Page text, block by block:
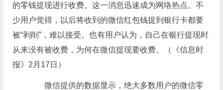
的零钱提现进行收费。这一消息迅速成为网络热点。不
少用户觉得，以后将收到的微信红包钱提到银行卡都要
被“剥削”，难以接受。也有用户认为，自己在银行提现时
从来没有被收费，为何在微信提现要收费。（《信息时
报》2月17日）
微信提供的数据显示，绝大多数用户的微信零